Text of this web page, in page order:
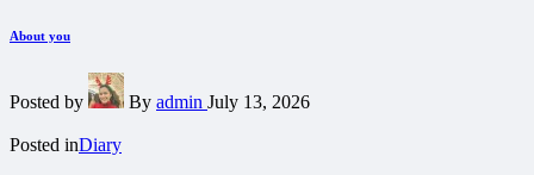
About you
Posted by By admin July 13, 2026
Posted inDiary